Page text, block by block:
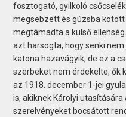
fosztogató, gyilkoló
megsebzett és gúzsba
megtámadta a külső
azt harsogta, hogy senki
katona hazavágyik, de ez a
szerbeket nem érdekelte, ők
az 1918. december 1-jei
is, akiknek Károlyi
szerelvényeket bocsátott